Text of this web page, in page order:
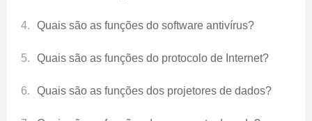
Quais são as funções do software antivírus?
Quais são as funções do protocolo de Internet?
Quais são as funções dos projetores de dados?